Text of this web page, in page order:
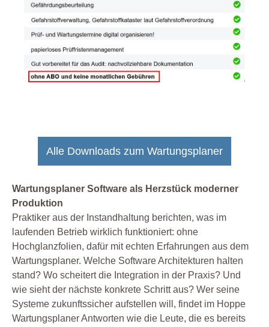
Alle Downloads zum Wartungsplaner
Wartungsplaner Software als Herzstück moderner
Produktion
Praktiker aus der Instandhaltung berichten, was im
laufenden Betrieb wirklich funktioniert: ohne
Hochglanzfolien, dafür mit echten Erfahrungen aus dem
Wartungsplaner. Welche Software Architekturen halten
stand? Wo scheitert die Integration in der Praxis? Und
wie sieht der nächste konkrete Schritt aus? Wer seine
Systeme zukunftssicher aufstellen will, findet im Hoppe
Wartungsplaner Antworten wie die Leute, die es bereits